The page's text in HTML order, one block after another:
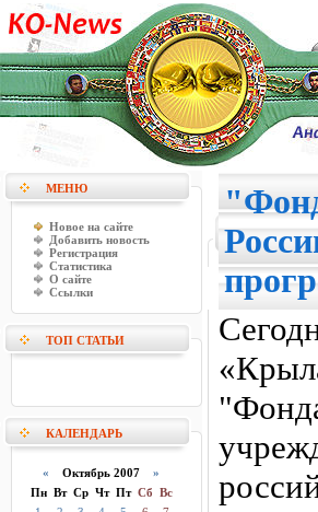
МЕНЮ
Новое на сайте
Добавить новость
Регистрация
Статистика
О сайте
Ссылки
ТОП СТАТЬИ
КАЛЕНДАРЬ
« Октябрь 2007»
Пн Вт Ср Чт Пт Сб Вс